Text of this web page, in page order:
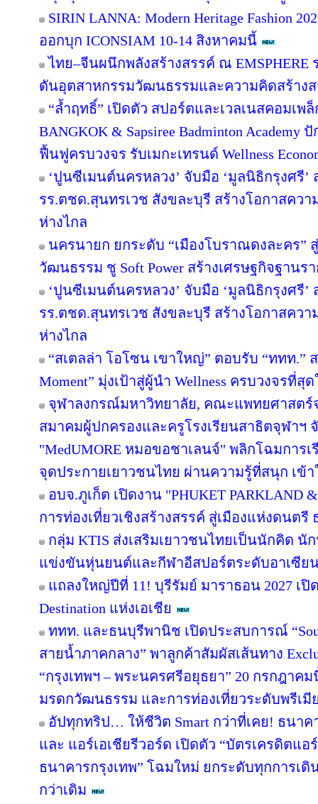
SIRIN LANNA: Modern Heritage Fashion
ออกบุก ICONSIAM 10-14 สิงหาคมนี้
ไทย–จีนผนึกพลังสร้างสรรค์ ณ
ดันอุตสาหกรรมวัฒนธรรมและความคิดสร้างส
“ล้ำฤทธิ์” เปิดตัว สปอร์ตและเวลเนสคอมเพ
BANGKOK & Sapsiree Badminton
ฟื้นฟูครบวงจร รับเมกะเทรนด์ Wellness
‘ปูนซีเมนต์นครหลวง’ จับมือ ‘มูลนิธิกรุงศรี’
รร.ตชด.สุนทรเวช สังขละบุรี สร้างโอกาสคว
ห่างไกล
นครนายก ยกระดับ “เมืองโบราณดงละคร”
วัฒนธรรม ชู Soft Power สร้างเศรษฐกิจฐาน
‘ปูนซีเมนต์นครหลวง’ จับมือ ‘มูลนิธิกรุงศรี’
รร.ตชด.สุนทรเวช สังขละบุรี สร้างโอกาสคว
ห่างไกล
“สเตลล่า โอโซน เขาใหญ่” ตอบรับ “ททท.” ส
Moment” มุ่งเป้าสู่ผู้นำ Wellness ครบวงจรที่
จุฬาลงกรณ์มหาวิทยาลัย, คณะแพทยศาสตร์
สมาคมผู้ปกครองและครูโรงเรียนสาธิตจุฬาฯ
"MedUMORE หมอขอชาเลนจ์" พลิกโฉมการเรี
จุดประกายเยาวชนไทย ผ่านความรู้ที่สนุก เข้า
อบจ.ภูเก็ต เปิดงาน "PHUKET PARKLAND
การท่องเที่ยวเชิงสร้างสรรค์ สู่เมืองแห่งดนต
กลุ่ม KTIS ส่งเสริมเยาวชนไทยเป็นนักคิด นั
แข่งขันหุ่นยนต์และกีฬาอีสปอร์ตระดับอาเซีย
แถลงใหญ่ปีที่ 11! บุรีรัมย์ มาราธอน 2027 เปิ
Destination แห่งเอเชีย
ททท. และธนบุรีพานิช เปิดประสบการณ์
สายน้ำภาคกลาง” พาลูกค้าสัมผัสเส้นทาง
“กรุงเทพฯ – พระนครศรีอยุธยา” 20 กรกฎาค
มรดกวัฒนธรรม และการท่องเที่ยวระดับพรีเมี
อัปทุกทริป… ให้ชีวิต Smart กว่าที่เคย! ธนาค
และ แอร์เอเชียรีวอร์ด เปิดตัว “บัตรเครดิตแ
ธนาคารกรุงเทพ” โฉมใหม่ ยกระดับทุกการเ
กว่าเดิม